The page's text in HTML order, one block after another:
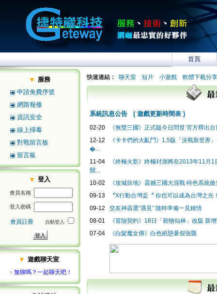
首頁
服務
申請免費序號
網路報修
資訊安全
線上掃毒
對戰留言板
留言板
登入
會員名稱
登入密碼
會員註冊 自動登入
遊戲聊天室
﹥ 無聊嗎？一起聊天吧！
快速連結： 聊天室 短片 小遊戲 軟體下載分享
系統訊息公告 ( 遊戲更新時間表 )
02-20
《無雙三國》正式版今日問世 官方釋出
12-12
《卡卡們的大亂鬥》1.5版「決戰新世界
�...
11-04
《終極火影》終極封測將在2013年11月
開...
10-02
《攻城掠地》震撼三國大混戰 特色系統
09-13
〞X行動台灣盃〞 你也可以成為台灣之光
09-12 交友神器選“遇見” 隨時準備一見鍾情
08-01
《冒險契約》18日「寵物仙林」改版 新
07-04
《白髮魔女傳》白色絕戀暑假強襲